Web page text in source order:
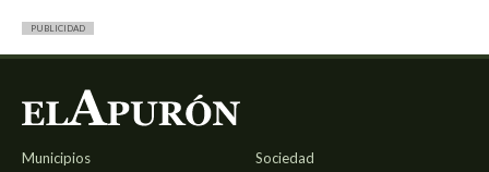
PUBLICIDAD
Municipios
Sociedad